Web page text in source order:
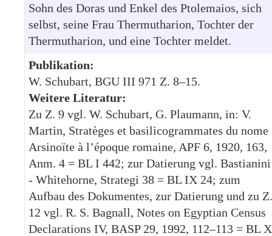
Sohn des Doras und Enkel des Ptolemaios, sich
selbst, seine Frau Thermutharion, Tochter der
Thermutharion, und eine Tochter meldet.
Publikation:
W. Schubart, BGU III 971 Z. 8–15.
Weitere Literatur:
Zu Z. 9 vgl. W. Schubart, G. Plaumann, in: V.
Martin, Stratèges et basilicogrammates du nome
Arsinoïte à l’époque romaine, APF 6, 1920, 163,
Anm. 4 = BL I 442; zur Datierung vgl. Bastianini
- Whitehorne, Strategi 38 = BL IX 24; zum
Aufbau des Dokumentes, zur Datierung und zu Z.
12 vgl. R. S. Bagnall, Notes on Egyptian Census
Declarations IV, BASP 29, 1992, 112–113 = BL X